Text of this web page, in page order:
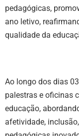
pedagógicas,
ano letivo,
qualidade da
Ao longo dos dias
palestras e oficinas
educação,
afetividade,